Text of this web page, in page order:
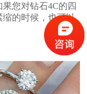
您对钻石4C的四
的时候，也可以